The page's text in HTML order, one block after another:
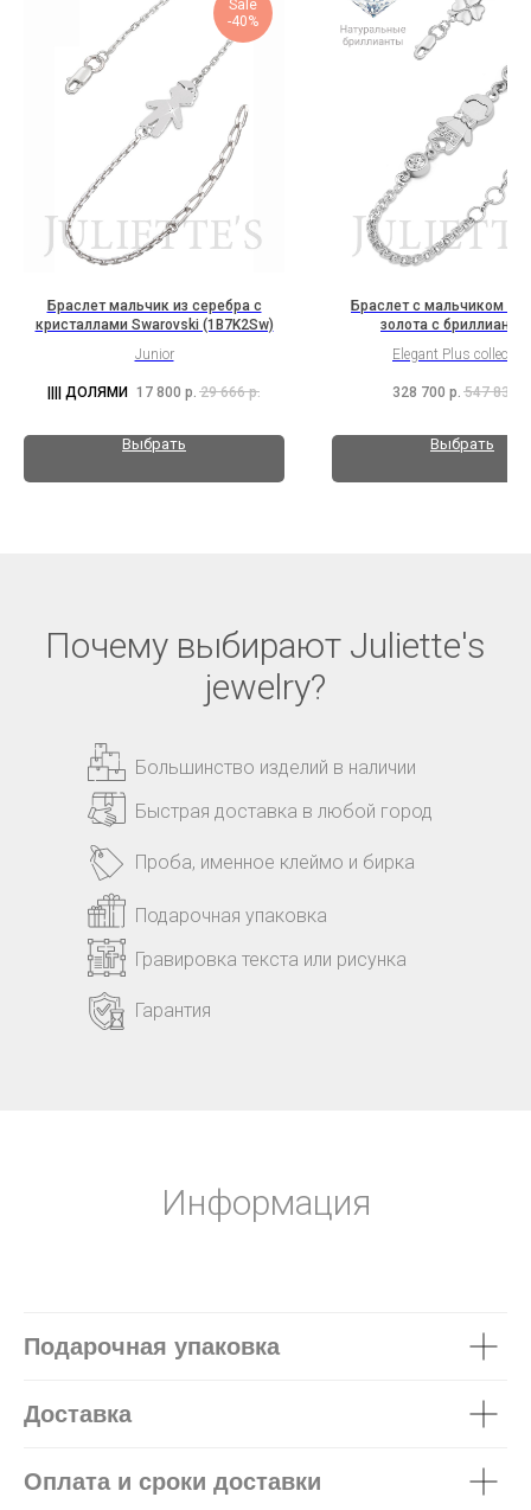
Sale
-40%
Браслет мальчик из серебра с
кристаллами Swarovski (1B7K2Sw)
Junior
17 800 р. 29 666 р.
Выбрать
Браслет с мальчиком из
золота с
Elegant Plus collection
328 700 р. 547 833
Выбрать
Почему выбирают Juliette's
jewelry?
Большинство изделий в наличии
Быстрая доставка в любой город
Подарочная упаковка
Гравировка текста или рисунка
Проба, именное клеймо и бирка
Гарантия
Информация
Подарочная упаковка
Доставка
Оплата и сроки доставки